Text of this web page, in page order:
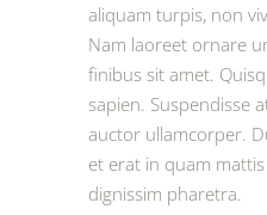
aliquam turpis, non
Nam laoreet ornare
finibus sit amet.
sapien. Suspendisse
auctor ullamcorper.
et erat in quam
dignissim pharetra.